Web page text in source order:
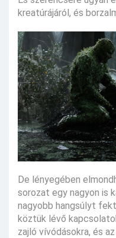
kreatúrájáról, és
De lényegében
sorozat egy nagyon is
nagyobb hangsúlyt
köztük lévő
zajló vívódásokra, és